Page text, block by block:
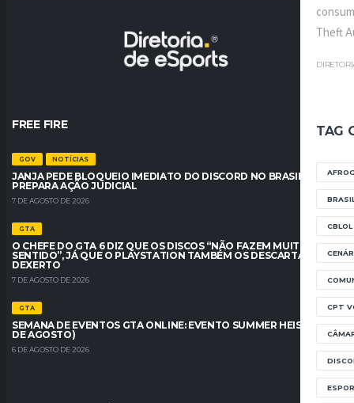
Theft
TAG
CBLOL
CPT
FREE FIRE
GOV NOTÍCIAS
JANJA PEDE BLOQUEIO IMEDIATO DO DISCORD NO BRASIL E AGU
PREPARA AÇÃO JUDICIAL
7 DE AGOSTO DE 2026
GTA
O CHEFE DO GTA 6 DIZ QUE OS DISCOS “NÃO FAZEM MUITO
SENTIDO”, JÁ QUE O PLAYSTATION TAMBÉM OS DESCARTA –
DEXERTO
7 DE AGOSTO DE 2026
GTA
SEMANA DE EVENTOS GTA ONLINE: EVENTO SUMMER HEIST (6 A 12
DE AGOSTO)
6 DE AGOSTO DE 2026